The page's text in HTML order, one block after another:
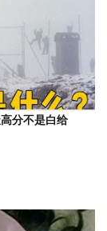
分不是白给